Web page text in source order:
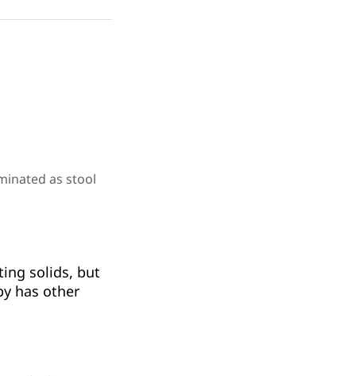
as stool
solids, but
has other